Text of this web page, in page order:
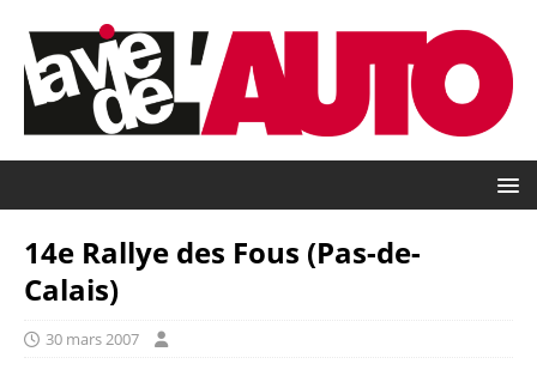
14e Rallye des Fous (Pas-de-
Calais)
30 mars 2007